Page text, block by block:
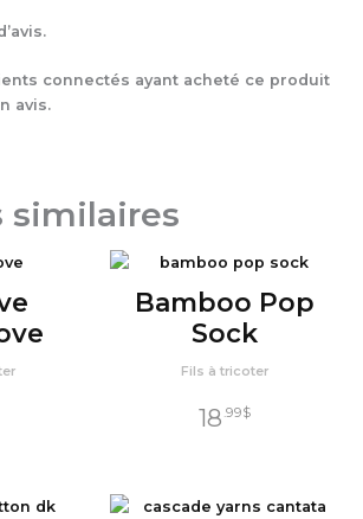
connectés ayant acheté ce produit
avis.
similaires
Bamboo Pop
Sock
Fils à tricoter
18 .99$